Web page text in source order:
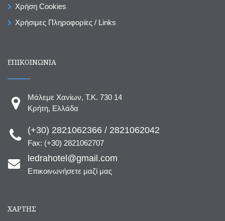
Χρήση Cookies
Χρήσιμες Πληροφορίες / Links
ΕΠΙΚΟΙΝΩΝΙΑ
Μάλεμε Χανίων, T.K. 730 14
Κρήτη, Ελλάδα
(+30) 2821062366 / 2821062042
Fax: (+30) 2821062707
ledrahotel@gmail.com
Επικοινωνήσετε μαζί μας
ΧΆΡΤΗΣ